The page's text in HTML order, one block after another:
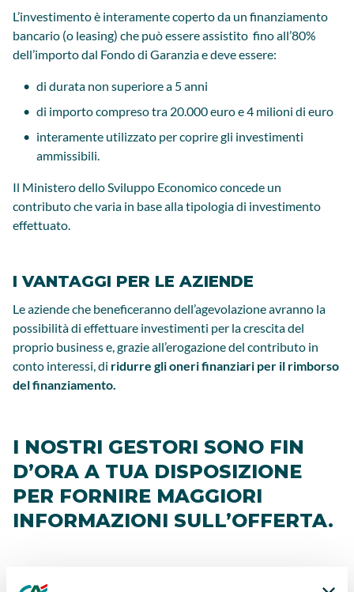
L’investimento è interamente coperto da un finanziamento
bancario (o leasing) che può essere assistito fino all’80%
dell’importo dal Fondo di Garanzia e deve essere:
di durata non superiore a 5 anni
di importo compreso tra 20.000 euro e 4 milioni di euro
interamente utilizzato per coprire gli investimenti
ammissibili.
Il Ministero dello Sviluppo Economico concede un
contributo che varia in base alla tipologia di investimento
effettuato.
I VANTAGGI PER LE AZIENDE
Le aziende che beneficeranno dell’agevolazione avranno la
possibilità di effettuare investimenti per la crescita del
proprio business e, grazie all’erogazione del contributo in
conto interessi, di ridurre gli oneri finanziari per il rimborso
del finanziamento.
I NOSTRI GESTORI SONO FIN
D’ORA A TUA DISPOSIZIONE
PER FORNIRE MAGGIORI
INFORMAZIONI SULL’OFFERTA.